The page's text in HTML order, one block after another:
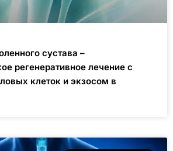
сустава –
регенеративное лечение с
клеток и экзосом в